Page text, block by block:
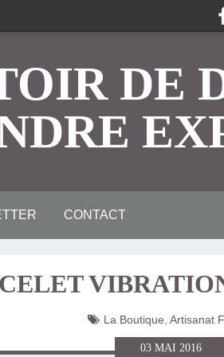
DE
CONTACT
La Boutique, Artisanat
03 MAI 2016